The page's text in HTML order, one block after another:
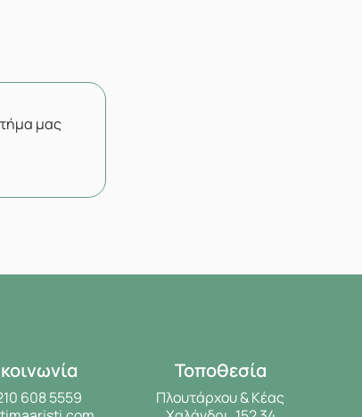
μας
608 5559
Τοποθεσία
Πλουτάρχου & Κέας